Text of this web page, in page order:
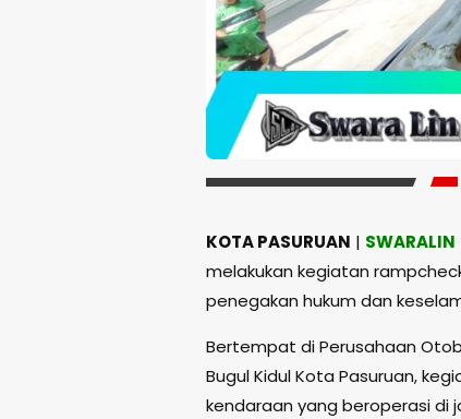
KOTA PASURUAN | SWARALIN
melakukan kegiatan
penegakan hukum dan
Bertempat di Perusahaan
Bugul Kidul Kota Pasuruan,
kendaraan yang beroperasi di